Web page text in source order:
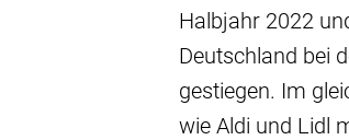
Halbjahr 2022
Deutschland bei
gestiegen. Im
wie Aldi und Lidl